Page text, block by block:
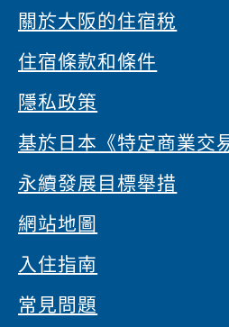
關於大阪的住宿稅
住宿條款和條件
隱私政策
基於日本《特定商業交
永續發展目標舉措
網站地圖
入住指南
常見問題